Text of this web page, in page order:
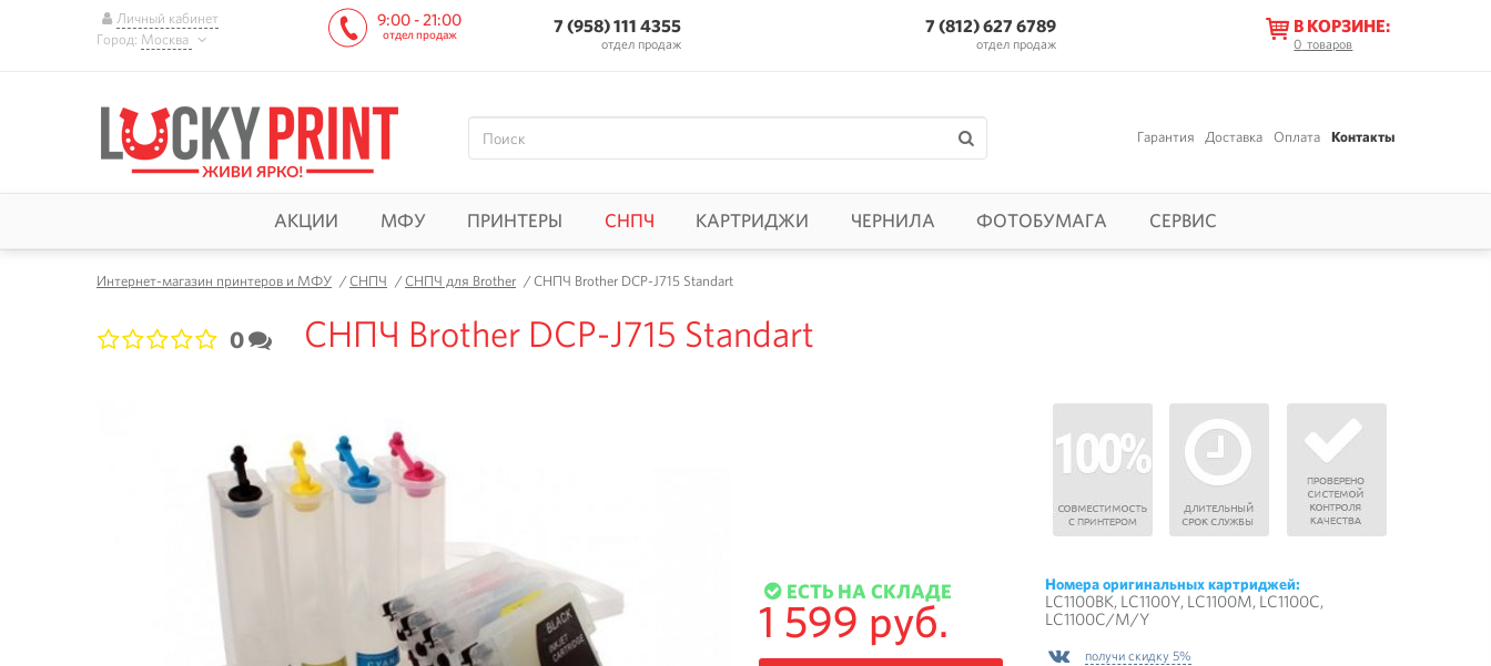
Личный кабинет
Город: Москва
9:00 - 21:00
отдел продаж 7 (958) 111 4355
отдел продаж
7 (812) 627 6789
отдел продаж
В КОРЗИНЕ:
0 товаров
Гарантия Доставка Оплата Контакты
АКЦИИ МФУ ПРИНТЕРЫ СНПЧ КАРТРИДЖИ ЧЕРНИЛА ФОТОБУМАГА СЕРВИС
Интернет-магазин принтеров и МФУ /СНПЧ /СНПЧ для Brother /СНПЧ Brother DCP-J715 Standart
0 СНПЧ Brother DCP-J715 Standart
ЕСТЬ НА СКЛАДЕ
1 599 руб.
Номера оригинальных картриджей:
LC1100BK, LC1100Y, LC1100M, LC1100C,
LC1100C/M/Y
получи скидку 5%